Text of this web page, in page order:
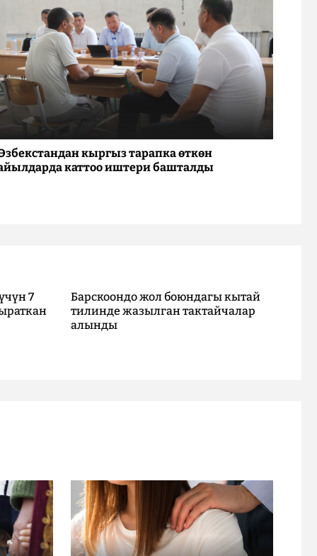
кыргыз тарапка өткөн
каттоо иштери башталды
7
Барскоондо жол боюндагы кытай
тилинде жазылган тактайчалар
алынды